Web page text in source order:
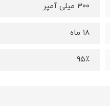
۳۰۰ میلی آمپر
۱۸ ماه
۹۵٪